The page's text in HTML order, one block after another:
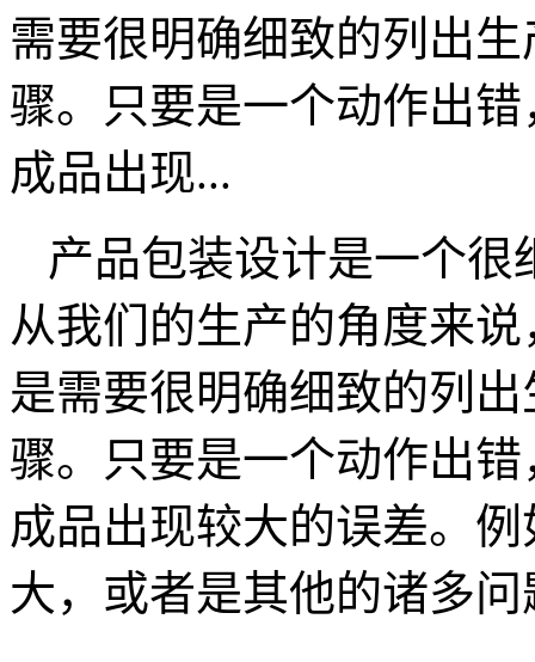
需要很明确细致的列出
骤。只要是一个动作出
成品出现...
产品包装设计是一个
从我们的生产的角度来
是需要很明确细致的列
骤。只要是一个动作出
成品出现较大的误差。
大，或者是其他的诸多